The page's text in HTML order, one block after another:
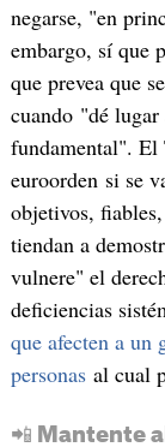
negarse, "en
embargo, sí que
que prevea que
cuando "dé
fundamental". El
euroorden si se
objetivos,
tiendan a
vulnere" el
deficiencias
que afecten a un
personasal cual
📲 Mantente